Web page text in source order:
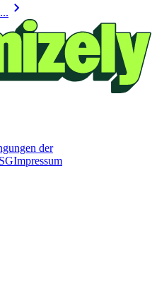
chevron_right
der
Impressum